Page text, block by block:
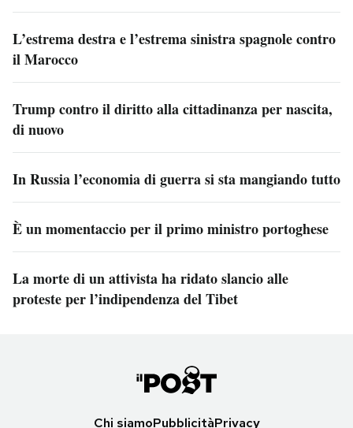
L’estrema destra e l’estrema sinistra spagnole contro
il Marocco
Trump contro il diritto alla cittadinanza per nascita,
di nuovo
In Russia l’economia di guerra si sta mangiando tutto
È un momentaccio per il primo ministro portoghese
La morte di un attivista ha ridato slancio alle
proteste per l’indipendenza del Tibet
Chi siamoPubblicitàPrivacy